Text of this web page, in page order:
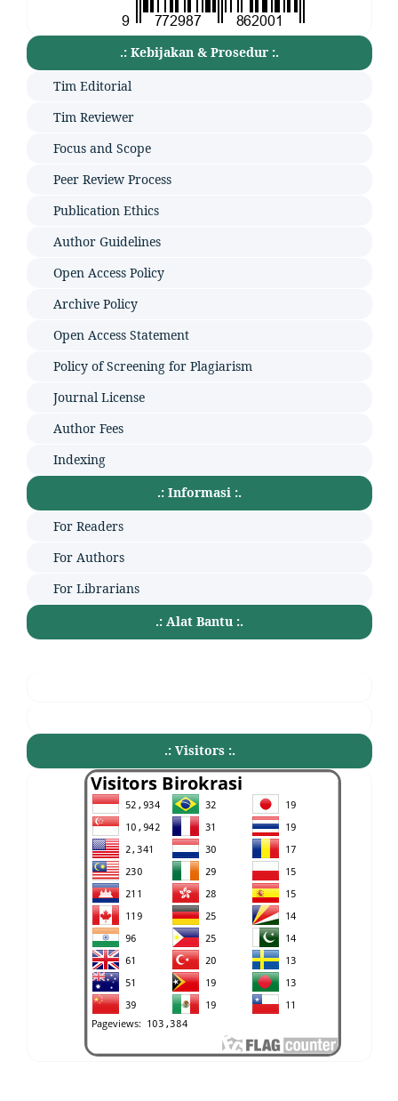
.: Kebijakan & Prosedur :.
Tim Editorial
Tim Reviewer
Focus and Scope
Peer Review Process
Publication Ethics
Author Guidelines
Open Access Policy
Archive Policy
Open Access Statement
Policy of Screening for Plagiarism
Journal License
Author Fees
Indexing
.: Informasi :.
For Readers
For Authors
For Librarians
.: Alat Bantu :.
.: Visitors :.